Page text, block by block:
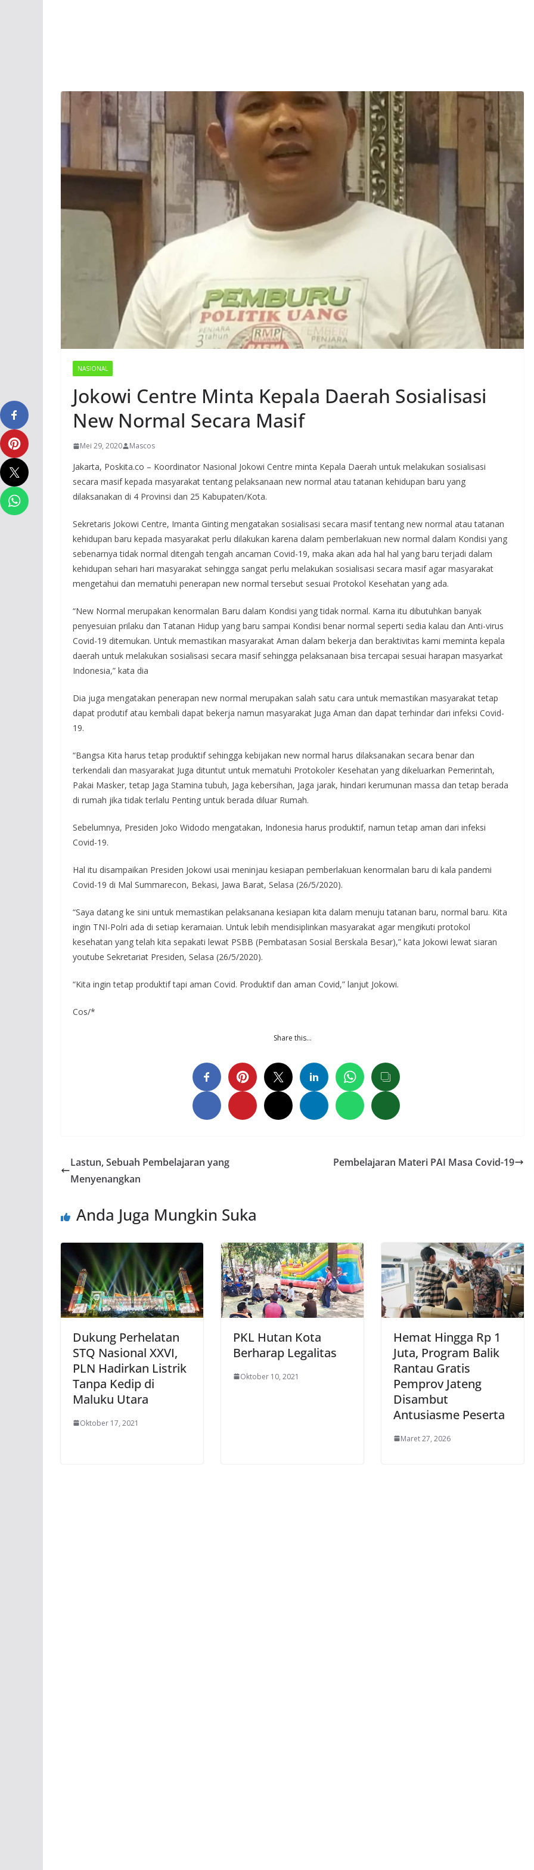
NASIONAL
Jokowi Centre Minta Kepala Daerah Sosialisasi
New Normal Secara Masif
Mei 29, 2020 Mascos
Jakarta, Poskita.co – Koordinator Nasional Jokowi Centre minta Kepala Daerah untuk melakukan sosialisasi
secara masif kepada masyarakat tentang pelaksanaan new normal atau tatanan kehidupan baru yang
dilaksanakan di 4 Provinsi dan 25 Kabupaten/Kota.
Sekretaris Jokowi Centre, Imanta Ginting mengatakan sosialisasi secara masif tentang new normal atau tatanan
kehidupan baru kepada masyarakat perlu dilakukan karena dalam pemberlakuan new normal dalam Kondisi yang
sebenarnya tidak normal ditengah tengah ancaman Covid-19, maka akan ada hal hal yang baru terjadi dalam
kehidupan sehari hari masyarakat sehingga sangat perlu melakukan sosialisasi secara masif agar masyarakat
mengetahui dan mematuhi penerapan new normal tersebut sesuai Protokol Kesehatan yang ada.
“New Normal merupakan kenormalan Baru dalam Kondisi yang tidak normal. Karna itu dibutuhkan banyak
penyesuian prilaku dan Tatanan Hidup yang baru sampai Kondisi benar normal seperti sedia kalau dan Anti-virus
Covid-19 ditemukan. Untuk memastikan masyarakat Aman dalam bekerja dan beraktivitas kami meminta kepala
daerah untuk melakukan sosialisasi secara masif sehingga pelaksanaan bisa tercapai sesuai harapan masyarkat
Indonesia,” kata dia
Dia juga mengatakan penerapan new normal merupakan salah satu cara untuk memastikan masyarakat tetap
dapat produtif atau kembali dapat bekerja namun masyarakat Juga Aman dan dapat terhindar dari infeksi Covid-
19.
“Bangsa Kita harus tetap produktif sehingga kebijakan new normal harus dilaksanakan secara benar dan
terkendali dan masyarakat Juga dituntut untuk mematuhi Protokoler Kesehatan yang dikeluarkan Pemerintah,
Pakai Masker, tetap Jaga Stamina tubuh, Jaga kebersihan, Jaga jarak, hindari kerumunan massa dan tetap berada
di rumah jika tidak terlalu Penting untuk berada diluar Rumah.
Sebelumnya, Presiden Joko Widodo mengatakan, Indonesia harus produktif, namun tetap aman dari infeksi
Covid-19.
Hal itu disampaikan Presiden Jokowi usai meninjau kesiapan pemberlakuan kenormalan baru di kala pandemi
Covid-19 di Mal Summarecon, Bekasi, Jawa Barat, Selasa (26/5/2020).
“Saya datang ke sini untuk memastikan pelaksanana kesiapan kita dalam menuju tatanan baru, normal baru. Kita
ingin TNI-Polri ada di setiap keramaian. Untuk lebih mendisiplinkan masyarakat agar mengikuti protokol
kesehatan yang telah kita sepakati lewat PSBB (Pembatasan Sosial Berskala Besar),” kata Jokowi lewat siaran
youtube Sekretariat Presiden, Selasa (26/5/2020).
“Kita ingin tetap produktif tapi aman Covid. Produktif dan aman Covid,” lanjut Jokowi.
Cos/*
Share this…
Lastun, Sebuah Pembelajaran yang
Menyenangkan
Pembelajaran Materi PAI Masa Covid-19
Anda Juga Mungkin Suka
Dukung Perhelatan
STQ Nasional XXVI,
PLN Hadirkan Listrik
Tanpa Kedip di
Maluku Utara
Oktober 17, 2021
PKL Hutan Kota
Berharap Legalitas
Oktober 10, 2021
Hemat Hingga Rp 1
Juta, Program Balik
Rantau Gratis
Pemprov Jateng
Disambut
Antusiasme Peserta
Maret 27, 2026